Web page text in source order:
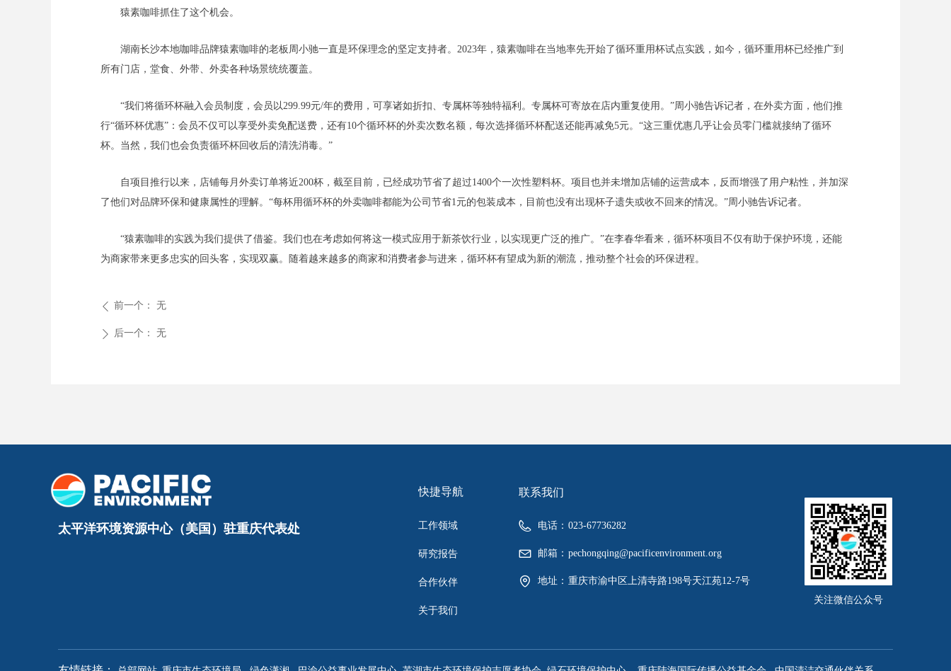
猿素咖啡抓住了这个机会。
湖南长沙本地咖啡品牌猿素咖啡的老板周小驰一直是环保理念的坚定支持者。2023年，猿素咖啡在当地率先开始了循环重用杯试点实践，如今，循环重用杯已经推广到
所有门店，堂食、外带、外卖各种场景统统覆盖。
“我们将循环杯融入会员制度，会员以299.99元/年的费用，可享诸如折扣、专属杯等独特福利。专属杯可寄放在店内重复使用。”周小驰告诉记者，在外卖方面，他们推
行“循环杯优惠”：会员不仅可以享受外卖免配送费，还有10个循环杯的外卖次数名额，每次选择循环杯配送还能再减免5元。“这三重优惠几乎让会员零门槛就接纳了循环
杯。当然，我们也会负责循环杯回收后的清洗消毒。”
自项目推行以来，店铺每月外卖订单将近200杯，截至目前，已经成功节省了超过1400个一次性塑料杯。项目也并未增加店铺的运营成本，反而增强了用户粘性，并加深
了他们对品牌环保和健康属性的理解。“每杯用循环杯的外卖咖啡都能为公司节省1元的包装成本，目前也没有出现杯子遗失或收不回来的情况。”周小驰告诉记者。
“猿素咖啡的实践为我们提供了借鉴。我们也在考虑如何将这一模式应用于新茶饮行业，以实现更广泛的推广。”在李春华看来，循环杯项目不仅有助于保护环境，还能
为商家带来更多忠实的回头客，实现双赢。随着越来越多的商家和消费者参与进来，循环杯有望成为新的潮流，推动整个社会的环保进程。
ꄴ 前一个： 无
ꄲ 后一个： 无
快捷导航
工作领域
研究报告
合作伙伴
关于我们
联系我们
电话： 023-67736282
邮箱： pechongqing@pacificenvironment.org
地址： 重庆市渝中区上清寺路198号天江苑12-7号
太平洋环境资源中心（美国）驻重庆代表处
关注微信公众号